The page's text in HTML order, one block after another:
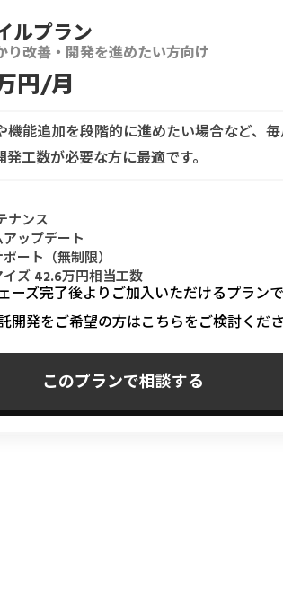
ルプラン
り改善・開発を進めたい方向け
円/月
機能追加を段階的に進めたい場合など、
発工数が必要な方に最適です。
ナンス
ップデート
ート（無制限）
イズ 42.6万円相当工数
ーズ完了後よりご加入いただけるプランで
開発をご希望の方はこちらをご検討くださ
このプランで相談する